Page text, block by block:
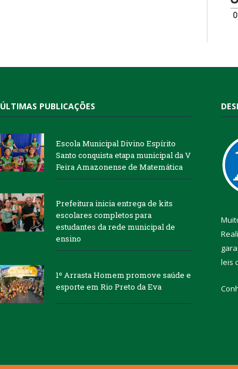
ÚLTIMAS PUBLICAÇÕES
Escola Municipal Divino Espírito
Santo conquista etapa municipal da V
Feira Amazonense de Matemática
Prefeitura inicia entrega de kits
escolares completos para
estudantes da rede municipal de
ensino
1º Arrasta Homem promove saúde e
esporte em Rio Preto da Eva
leis